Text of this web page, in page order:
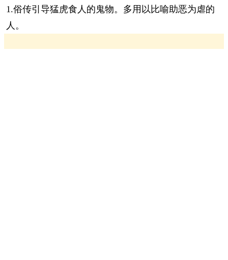
1.俗传引导猛虎食人的鬼物。多用以比喻助恶为虐的
人。